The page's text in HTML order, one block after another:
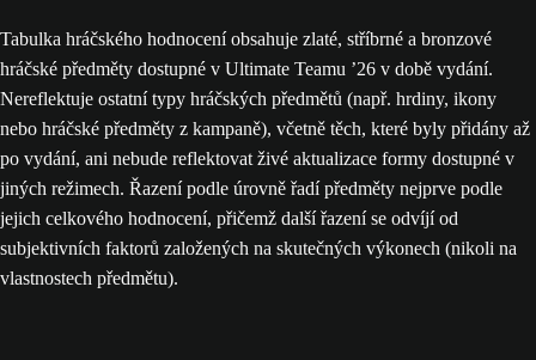
Tabulka hráčského hodnocení obsahuje zlaté, stříbrné a bronzové
hráčské předměty dostupné v Ultimate Teamu ’26 v době vydání.
Nereflektuje ostatní typy hráčských předmětů (např. hrdiny, ikony
nebo hráčské předměty z kampaně), včetně těch, které byly přidány až
po vydání, ani nebude reflektovat živé aktualizace formy dostupné v
jiných režimech. Řazení podle úrovně řadí předměty nejprve podle
jejich celkového hodnocení, přičemž další řazení se odvíjí od
subjektivních faktorů založených na skutečných výkonech (nikoli na
vlastnostech předmětu).